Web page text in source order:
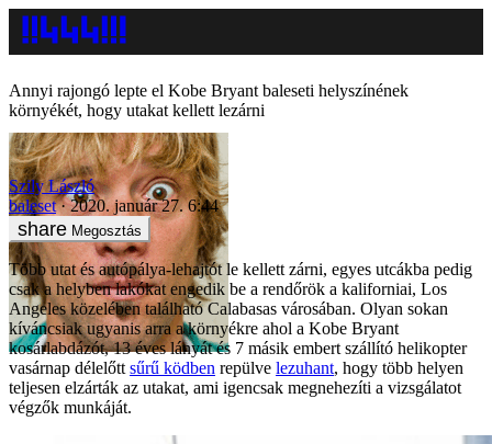
Annyi rajongó lepte el Kobe Bryant baleseti helyszínének
környékét, hogy utakat kellett lezárni
Szily László
baleset
2020. január 27. 6:44
Megosztás
Több utat és autópálya-lehajtót le kellett zárni, egyes utcákba pedig
csak a helyben lakókat engedik be a rendőrök a kaliforniai, Los
Angeles közelében található Calabasas városában. Olyan sokan
kíváncsiak ugyanis arra a környékre ahol a Kobe Bryant
kosárlabdázót, 13 éves lányát és 7 másik embert szállító helikopter
vasárnap délelőtt sűrű ködben repülve lezuhant, hogy több helyen
teljesen elzárták az utakat, ami igencsak megnehezíti a vizsgálatot
végzők munkáját.